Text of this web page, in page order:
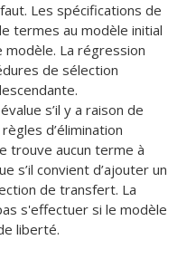
Les spécifications de
termes au modèle initial
modèle. La régression
de sélection
s’il y a raison de
d’élimination
trouve aucun terme à
s’il convient d’ajouter un
de transfert. La
s'effectuer si le modèle
liberté.